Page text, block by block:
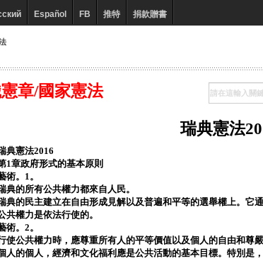
Español FB 推特 捐款贈書
章/國家憲法
瑞典憲法
典憲法2016
1章政府形式的基本原則
術。1。
典的所有公共權力都來自人民。
典的民主建立在自由形成見解以及普遍和平等的選舉權上。它
共權力是依法行使的。
術。2。
使公共權力時，應尊重所有人的平等價值以及個人的自由和尊嚴
人的個人，經濟和文化福利應是公共活動的基本目標。特別是